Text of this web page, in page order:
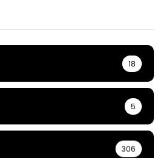
18
5
306